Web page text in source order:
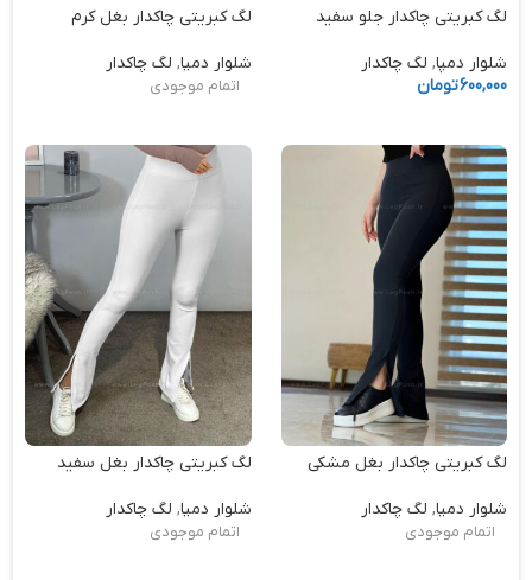
لگ کبریتی چاکدار جلو سفید
شلوار دمپا, لگ چاکدار
600,000تومان
لگ کبریتی چاکدار بغل کرم
شلوار دمپا, لگ چاکدار
اتمام موجودی
لگ کبریتی چاکدار بغل مشکی
شلوار دمپا, لگ چاکدار
اتمام موجودی
لگ کبریتی چاکدار بغل سفید
شلوار دمپا, لگ چاکدار
اتمام موجودی